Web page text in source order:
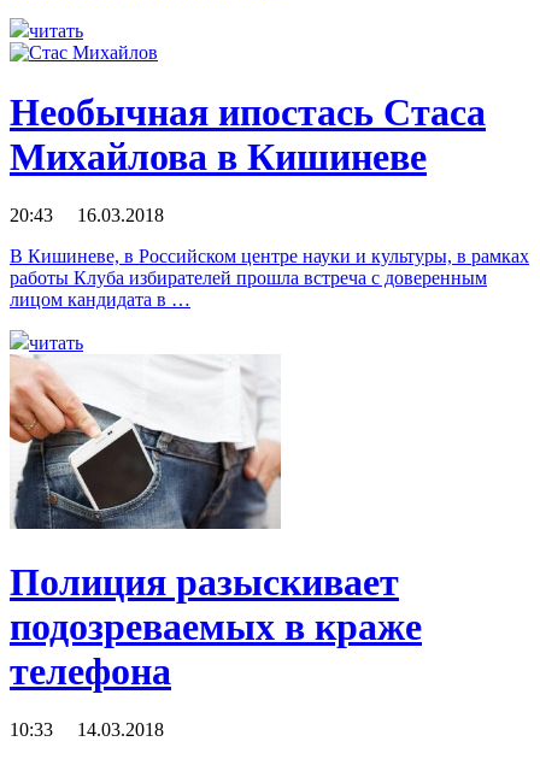
читать
Необычная ипостась Стаса
Михайлова в Кишиневе
20:43 16.03.2018
В Кишиневе, в Российском центре науки и культуры, в рамках
работы Клуба избирателей прошла встреча с доверенным
лицом кандидата в …
читать
Полиция разыскивает
подозреваемых в краже
телефона
10:33 14.03.2018